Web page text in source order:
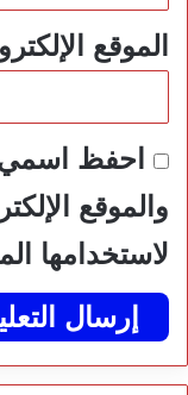
الموقع
احفظ
والموقع
لاستخدامها